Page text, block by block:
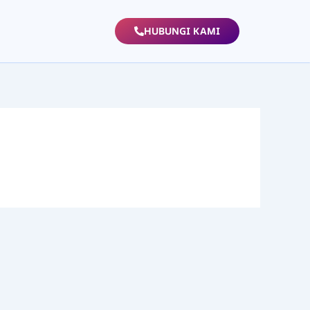
HUBUNGI KAMI